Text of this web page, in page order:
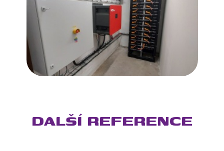
DALŠÍ REFERENCE